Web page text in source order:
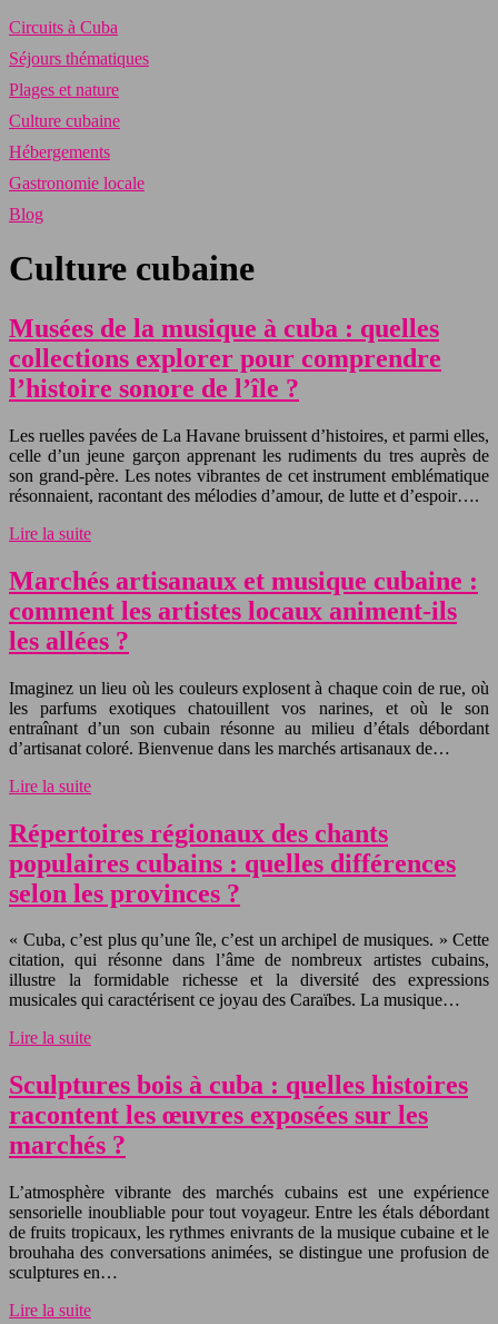
Circuits à Cuba
Séjours thématiques
Plages et nature
Culture cubaine
Hébergements
Gastronomie locale
Blog
Culture cubaine
Musées de la musique à cuba : quelles
collections explorer pour comprendre
l’histoire sonore de l’île ?
Les ruelles pavées de La Havane bruissent d’histoires, et parmi elles,
celle d’un jeune garçon apprenant les rudiments du tres auprès de
son grand-père. Les notes vibrantes de cet instrument emblématique
résonnaient, racontant des mélodies d’amour, de lutte et d’espoir….
Lire la suite
Marchés artisanaux et musique cubaine :
comment les artistes locaux animent-ils
les allées ?
Imaginez un lieu où les couleurs explosent à chaque coin de rue, où
les parfums exotiques chatouillent vos narines, et où le son
entraînant d’un son cubain résonne au milieu d’étals débordant
d’artisanat coloré. Bienvenue dans les marchés artisanaux de…
Lire la suite
Répertoires régionaux des chants
populaires cubains : quelles différences
selon les provinces ?
« Cuba, c’est plus qu’une île, c’est un archipel de musiques. » Cette
citation, qui résonne dans l’âme de nombreux artistes cubains,
illustre la formidable richesse et la diversité des expressions
musicales qui caractérisent ce joyau des Caraïbes. La musique…
Lire la suite
Sculptures bois à cuba : quelles histoires
racontent les œuvres exposées sur les
marchés ?
L’atmosphère vibrante des marchés cubains est une expérience
sensorielle inoubliable pour tout voyageur. Entre les étals débordant
de fruits tropicaux, les rythmes enivrants de la musique cubaine et le
brouhaha des conversations animées, se distingue une profusion de
sculptures en…
Lire la suite